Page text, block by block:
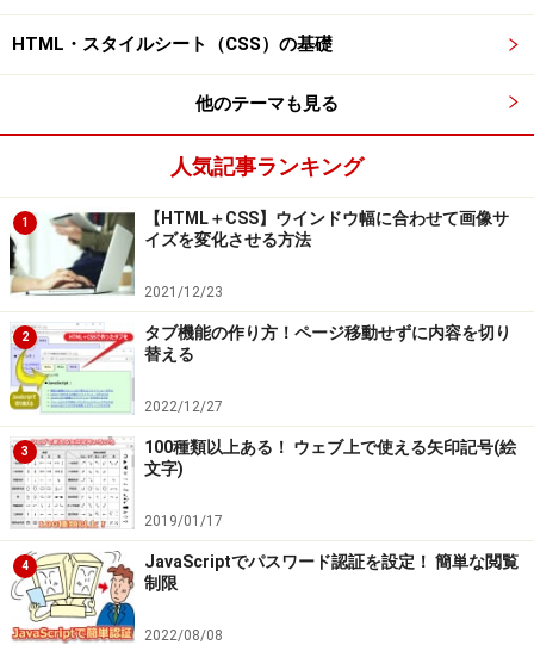
HTML・スタイルシート（CSS）の基礎
他のテーマも見る
人気記事ランキング
1
【HTML＋CSS】ウインドウ幅に合わせて画像サ
イズを変化させる方法
2021/12/23
2
タブ機能の作り方！ページ移動せずに内容を切り
替える
2022/12/27
3
100種類以上ある！ ウェブ上で使える矢印記号(絵
文字)
2019/01/17
4
JavaScriptでパスワード認証を設定！ 簡単な閲覧
制限
2022/08/08